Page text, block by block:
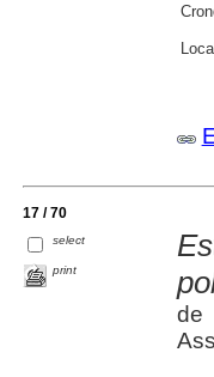
17 / 70
select
print
de